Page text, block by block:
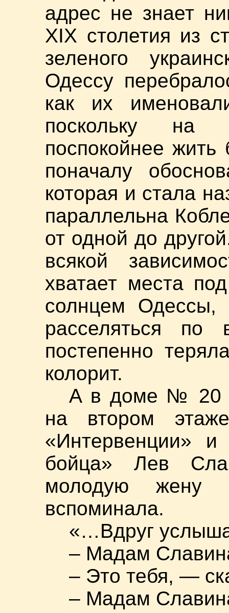
адрес не знает
ХIХ столетия из
зеленого
Одессу
как их
поскольку на
поспокойнее
поначалу
которая и стала
параллельна
от одной до
всякой
хватает места
солнцем Одессы,
расселяться по
постепенно
колорит.
А в доме № 20
на втором
«Интервенции»
бойца» Лев
молодую жену
вспоминала.
«…Вдруг
– Мадам
– Это тебя, —
– Мадам